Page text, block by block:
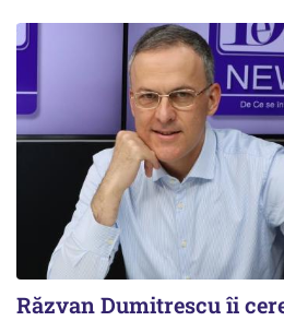
Răzvan Dumitrescu îi